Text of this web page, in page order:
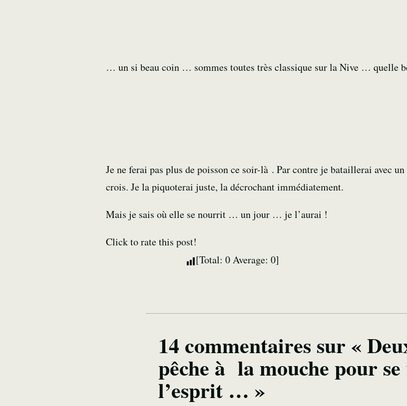
… un si beau coin … sommes toutes très classique sur la Nive … quelle
Je ne ferai pas plus de poisson ce soir-là . Par contre je bataillerai avec
crois. Je la piquoterai juste, la décrochant immédiatement.
Mais je sais où elle se nourrit … un jour … je l’aurai !
Click to rate this post!
[Total: 0Average: 0]
14 commentaires sur «
pêche à la mouche pour
l’esprit … »